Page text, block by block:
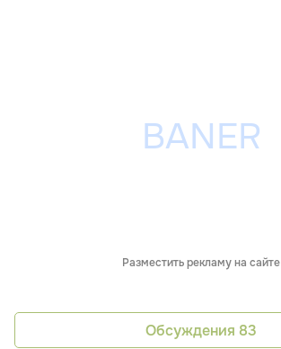
Разместить рекламу на сайте
Обсуждения 83